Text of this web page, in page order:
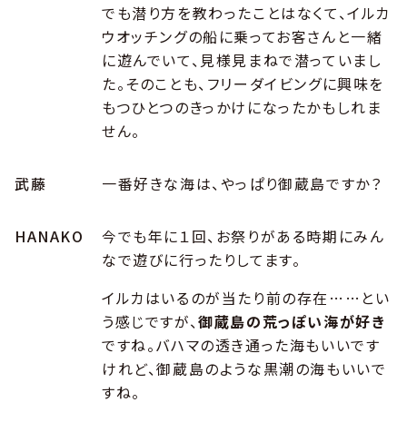
でも潜り方を教わったことはなくて、イルカ
ウオッチングの船に乗ってお客さんと一緒
に遊んでいて、見様見まねで潜っていまし
た。そのことも、フリーダイビングに興味を
もつひとつのきっかけになったかもしれま
せん。
武藤 一番好きな海は、やっぱり御蔵島ですか？
HANAKO
今でも年に１回、お祭りがある時期にみん
なで遊びに行ったりしてます。
イルカはいるのが当たり前の存在……とい
う感じですが、御蔵島の荒っぽい海が好き
ですね。バハマの透き通った海もいいです
けれど、御蔵島のような黒潮の海もいいで
すね。